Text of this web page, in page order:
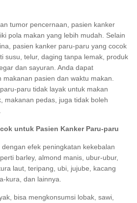
tumor pencernaan, pasien kanker
pola makan yang lebih mudah. Selain
pasien kanker paru-paru yang cocok
susu, telur, daging tanpa lemak, produk
dan sayuran. Anda dapat
pasien dan waktu makan.
paru tidak layak untuk makan
makanan pedas, juga tidak boleh
untuk Pasien Kanker Paru-paru
efek peningkatan kekebalan
barley, almond manis, ubur-ubur,
laut, teripang, ubi, jujube, kacang
kura, dan lainnya.
bisa mengkonsumsi lobak, sawi,